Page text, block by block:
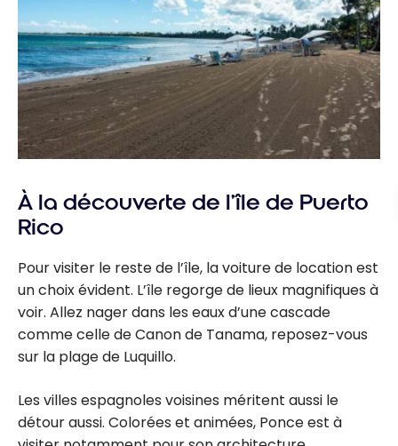
À la découverte de l’île de Puerto
Rico
Pour visiter le reste de l’île, la voiture de location est
un choix évident. L’île regorge de lieux magnifiques à
voir. Allez nager dans les eaux d’une cascade
comme celle de Canon de Tanama, reposez-vous
sur la plage de Luquillo.
Les villes espagnoles voisines méritent aussi le
détour aussi. Colorées et animées, Ponce est à